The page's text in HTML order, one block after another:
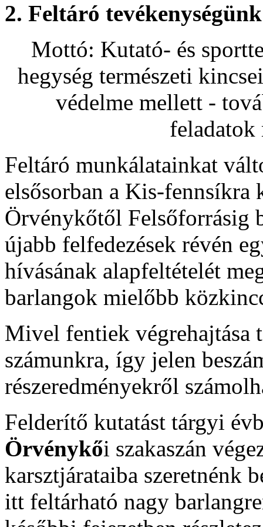
2. Feltáró
Mottó: Kutató- és
hegység természeti
védelme mellett -
feladatok
Feltáró munkálatainkat
elsősorban a Kis-fennsíkra
Örvénykőtől Felsőforrásig
újabb felfedezések révén
hívásának alapfeltételét
barlangok mielőbb
Mivel fentiek végrehajtása
számunkra, így jelen
részeredményekről
Felderítő kutatást tárgyi
Örvénykői szakaszán
karsztjárataiba szeretnénk
itt feltárható nagy